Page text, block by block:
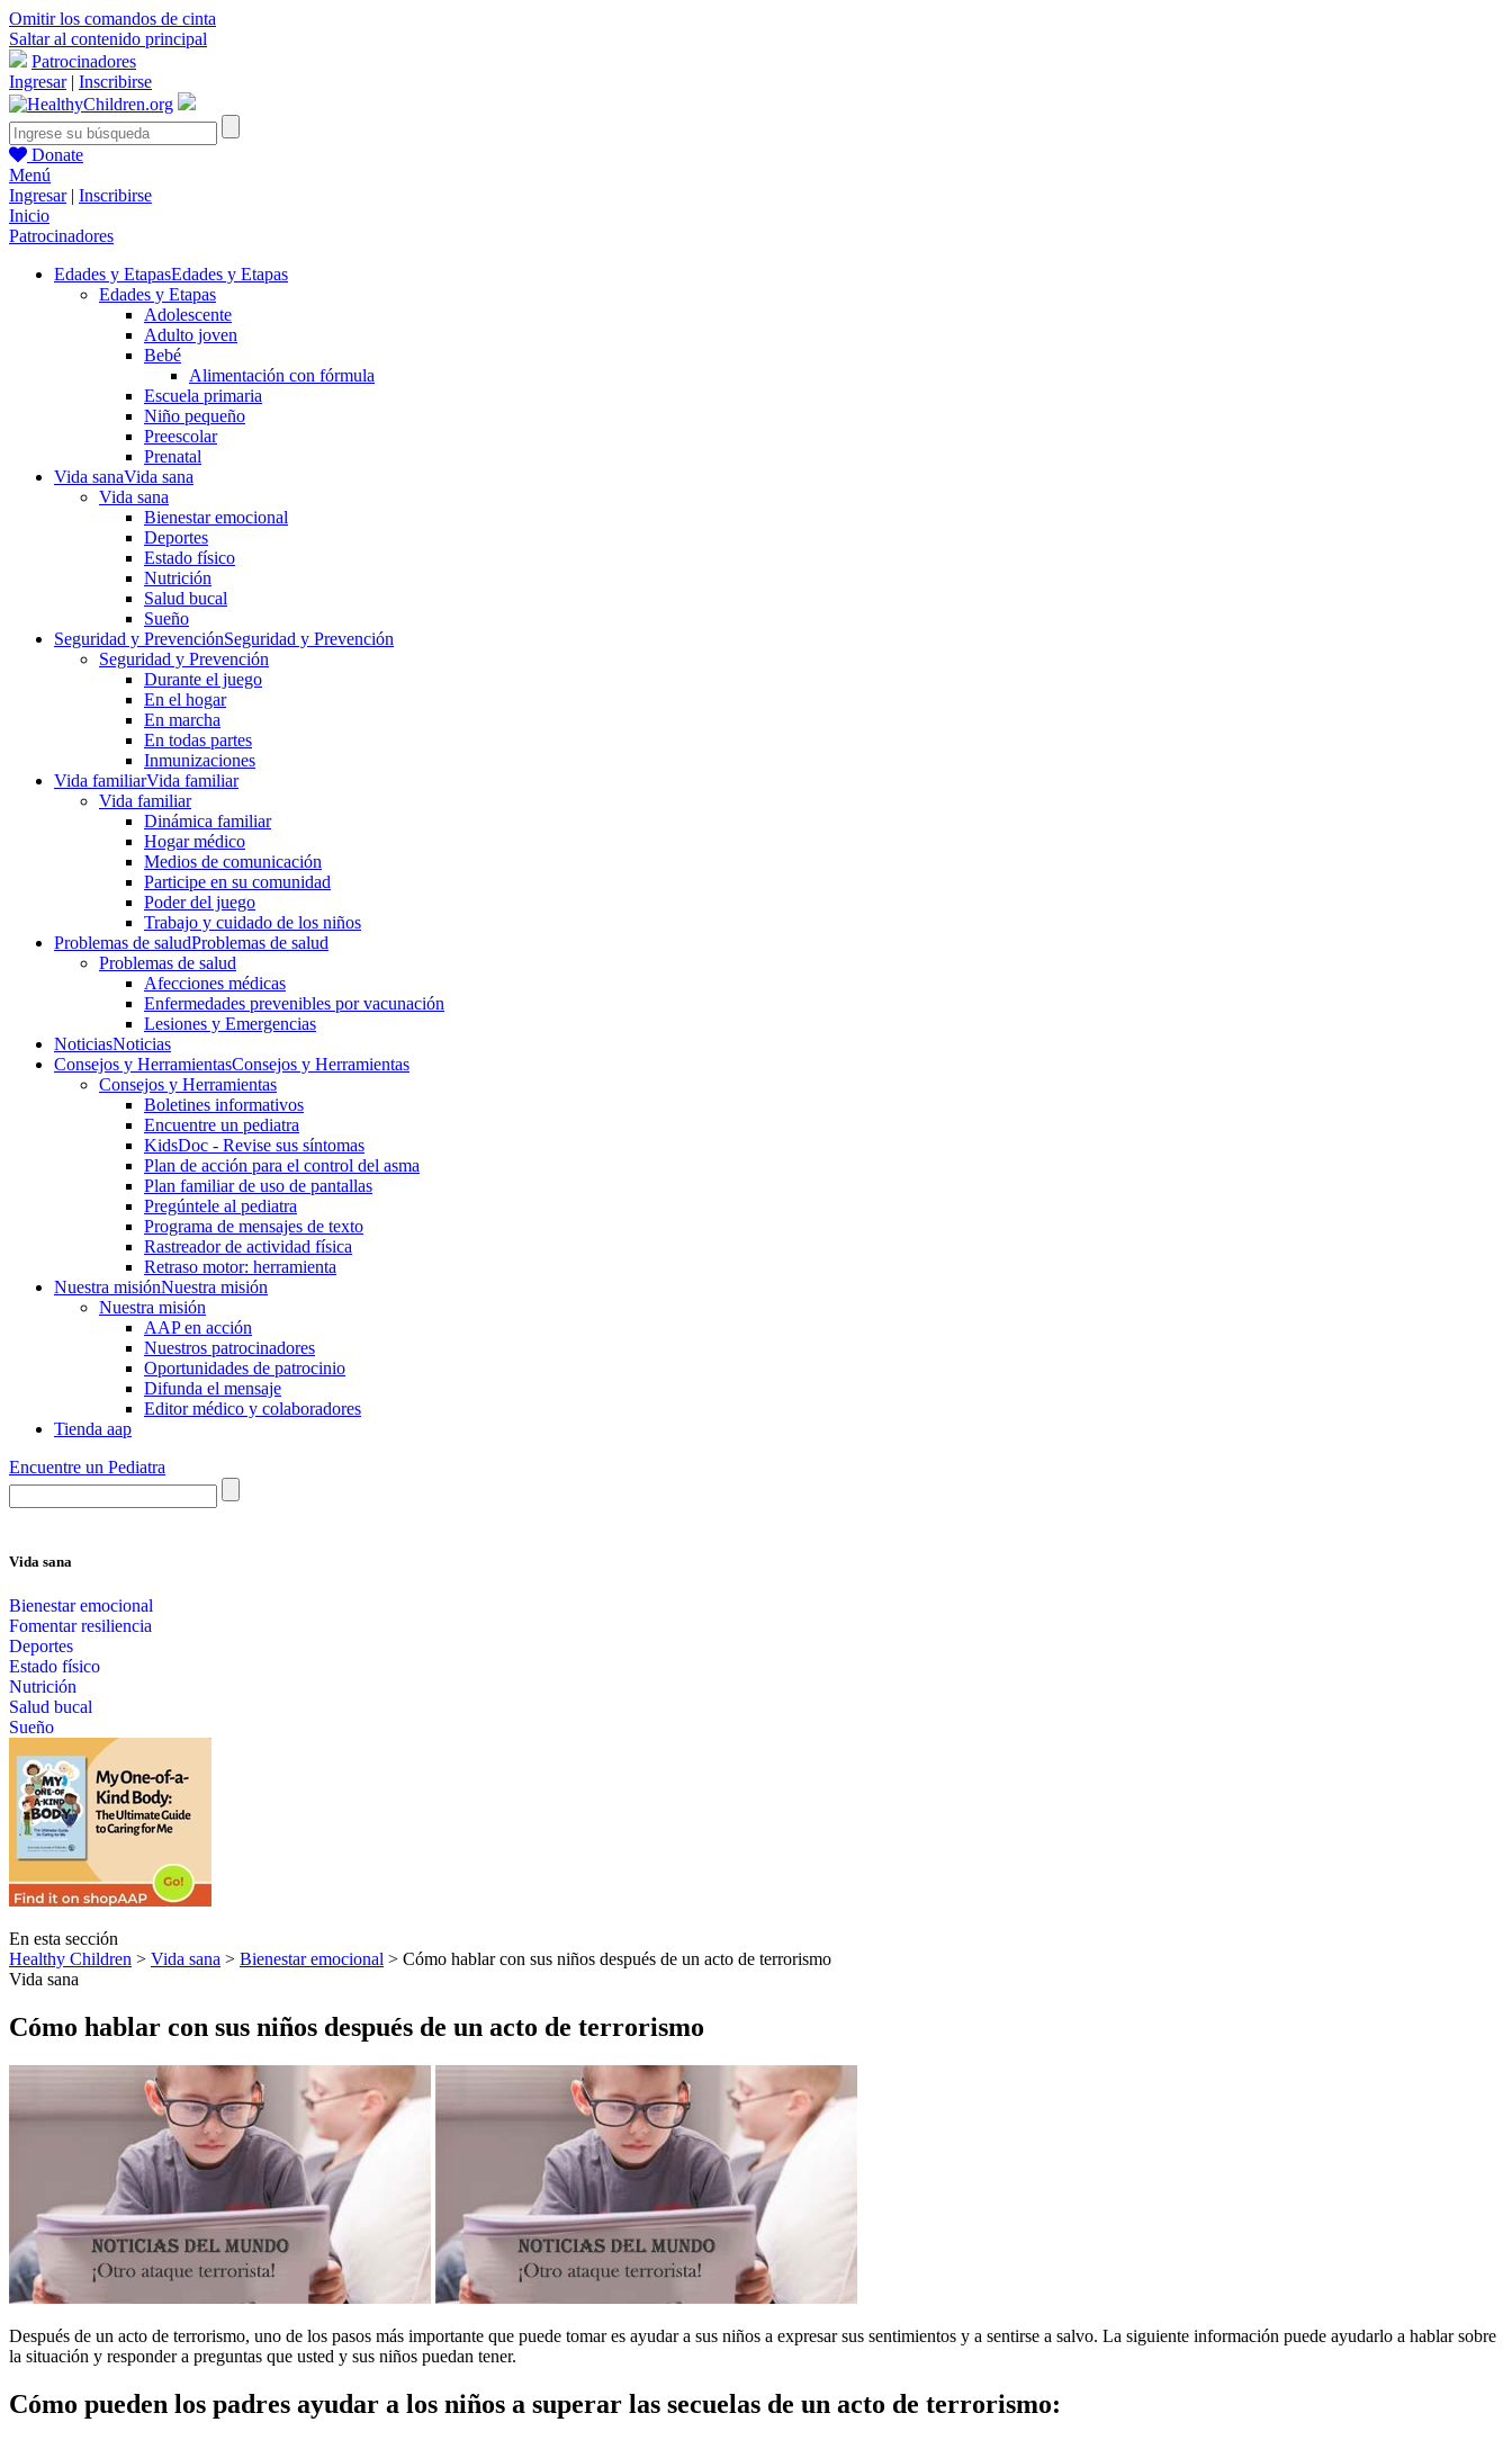
Omitir los comandos de cinta
Saltar al contenido principal
Patrocinadores
Ingresar| Inscribirse
Donate
Menú
Ingresar| Inscribirse
Inicio
Patrocinadores
Edades y EtapasEdades y Etapas
Edades y Etapas
Adolescente
Adulto joven
Bebé
Alimentación con fórmula
Escuela primaria
Niño pequeño
Preescolar
Prenatal
Vida sanaVida sana
Vida sana
Bienestar emocional
Deportes
Estado físico
Nutrición
Salud bucal
Sueño
Seguridad y PrevenciónSeguridad y Prevención
Seguridad y Prevención
Durante el juego
En el hogar
En marcha
En todas partes
Inmunizaciones
Vida familiarVida familiar
Vida familiar
Dinámica familiar
Hogar médico
Medios de comunicación
Participe en su comunidad
Poder del juego
Trabajo y cuidado de los niños
Problemas de saludProblemas de salud
Problemas de salud
Afecciones médicas
Enfermedades prevenibles por vacunación
Lesiones y Emergencias
NoticiasNoticias
Consejos y HerramientasConsejos y Herramientas
Consejos y Herramientas
Boletines informativos
Encuentre un pediatra
KidsDoc - Revise sus síntomas
Plan de acción para el control del asma
Plan familiar de uso de pantallas
Pregúntele al pediatra
Programa de mensajes de texto
Rastre​​ador de activida​d física
Retraso motor: herramienta
Nuestra misiónNuestra misión
Nuestra misión
AAP en acción
Nuestros patrocinadores
Oportunidades de patrocinio
Difunda el mensaje
Editor médico y colaboradores
Tienda aap
Encuentre un Pediatra
Vida sana
Bienestar emocional
Fomentar resiliencia
Deportes
Estado físico
Nutrición
Salud bucal
Sueño
En esta sección
Healthy Children > Vida sana > Bienestar emocional > Cómo hablar con sus niños después de un acto de terrorismo
Vida sana
Cómo hablar con sus niños después de un acto de terrorismo
Después de un acto de terrorismo, uno de los pasos más importante que puede tomar es ayudar a sus niños a expresar sus sentimientos y a sentirse a salvo. La siguiente información puede ayudarlo a hablar sobre
la situación y responder a preguntas que usted y sus niños puedan tener.
Cómo pueden los padres ayudar a los niños a superar las secuelas de un acto de terrorismo: